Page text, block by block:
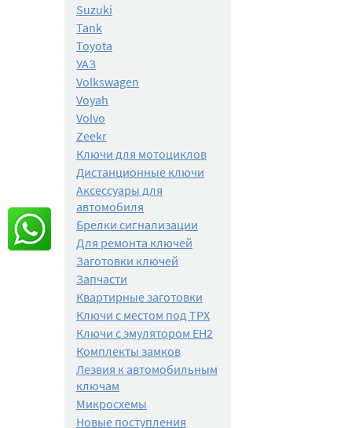
Suzuki
Tank
Toyota
УАЗ
Volkswagen
Voyah
Volvo
Zeekr
Ключи для мотоциклов
Дистанционные ключи
Аксессуары для
автомобиля
Брелки сигнализации
Для ремонта ключей
Заготовки ключей
Запчасти
Квартирные заготовки
Ключи с местом под TPX
Ключи с эмулятором EH2
Комплекты замков
Лезвия к автомобильным
ключам
Микросхемы
Новые поступления